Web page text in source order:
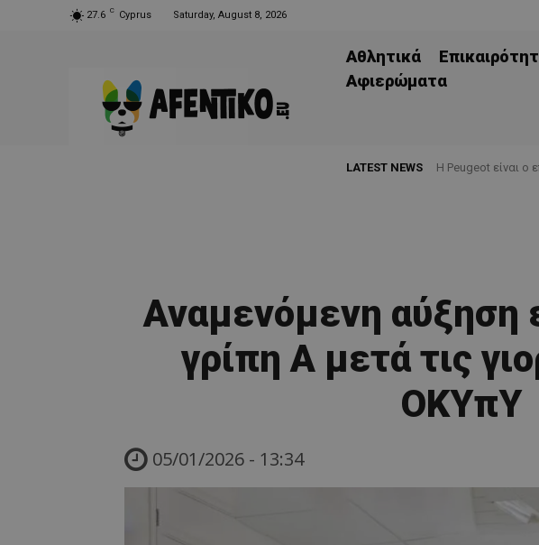
27.6 C Cyprus Saturday, August 8, 2026
Αθλητικά
Aφιερώματα
LATEST NEWS Η Peugeot είναι ο
Αναμενόμενη αύξηση
γρίπη Α μετά τις
ΟΚΥπΥ
05/01/2026 - 13:34